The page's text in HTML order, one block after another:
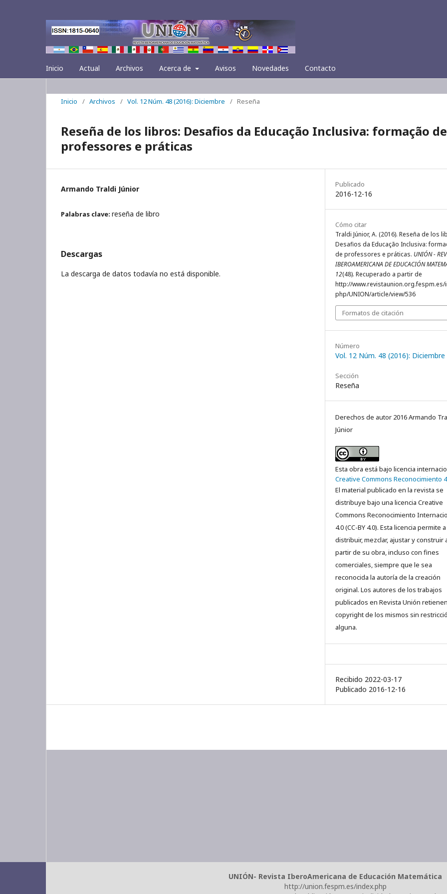
Inicio Actual Archivos Acerca de Avisos Novedades Contacto
Inicio / Archivos / Vol. 12 Núm. 48 (2016): Diciembre / Reseña
Reseña de los libros: Desafios da Educação Inclusiva: formação de
professores e práticas
Armando Traldi Júnior
Palabras clave: reseña de libro
Descargas
La descarga de datos todavía no está disponible.
Publicado
2016-12-16
Cómo citar
Traldi Júnior, A. (2016). Reseña de los
Desafios da Educação Inclusiva:
de professores e práticas. UNIÓN -
IBEROAMERICANA DE EDUCACIÓN
12(48). Recuperado a partir de
http://www.revistaunion.org.fespm.es/
php/UNION/article/view/536
Formatos de citación
Número
Vol. 12 Núm. 48 (2016): Diciembre
Sección
Reseña
Derechos de autor 2016 Armando
Júnior
Esta obra está bajo licencia
Creative Commons Reconocimiento
El material publicado en la revista se
distribuye bajo una licencia Creative
Commons Reconocimiento
4.0 (CC-BY 4.0). Esta licencia permite
distribuir, mezclar, ajustar y construir
partir de su obra, incluso con fines
comerciales, siempre que le sea
reconocida la autoría de la creación
original. Los autores de los trabajos
publicados en Revista Unión
copyright de los mismos sin
alguna.
Recibido 2022-03-17
Publicado 2016-12-16
UNIÓN- Revista IberoAmericana de Educación Matemática
http://union.fespm.es/index.php